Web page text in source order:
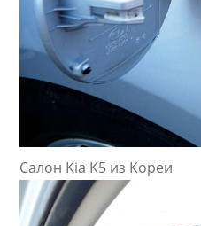
Салон Kia K5 из Кореи